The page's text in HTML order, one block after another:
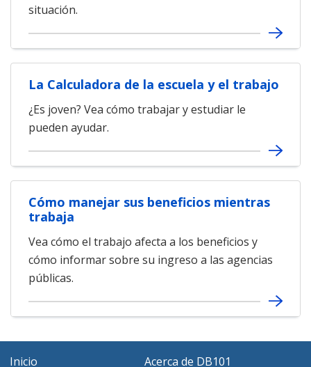
situación.
La Calculadora de la escuela y el trabajo
¿Es joven? Vea cómo trabajar y estudiar le
pueden ayudar.
Cómo manejar sus beneficios mientras
trabaja
Vea cómo el trabajo afecta a los beneficios y
cómo informar sobre su ingreso a las agencias
públicas.
Inicio Acerca de DB101